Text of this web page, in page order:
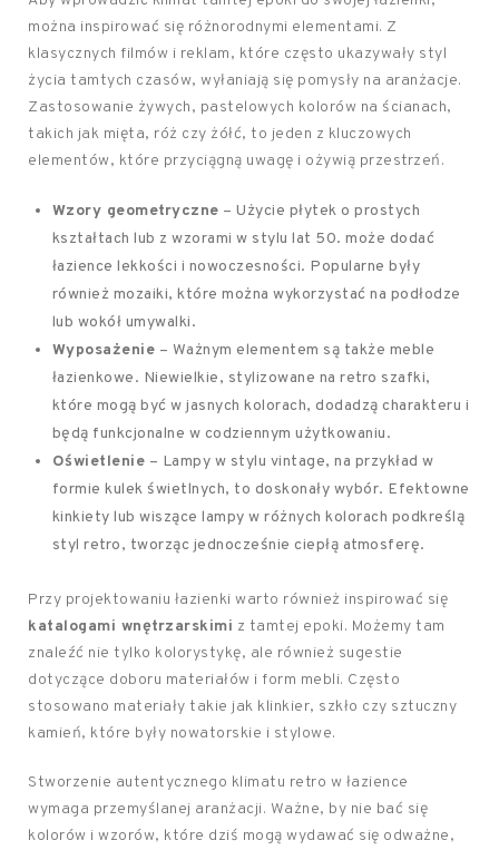
można inspirować się różnorodnymi elementami. Z
klasycznych filmów i reklam, które często ukazywały styl
życia tamtych czasów, wyłaniają się pomysły na aranżacje.
Zastosowanie żywych, pastelowych kolorów na ścianach,
takich jak mięta, róż czy żółć, to jeden z kluczowych
elementów, które przyciągną uwagę i ożywią przestrzeń.
Wzory geometryczne – Użycie płytek o prostych
kształtach lub z wzorami w stylu lat 50. może dodać
łazience lekkości i nowoczesności. Popularne były
również mozaiki, które można wykorzystać na podłodze
lub wokół umywalki.
Wyposażenie – Ważnym elementem są także meble
łazienkowe. Niewielkie, stylizowane na retro szafki,
które mogą być w jasnych kolorach, dodadzą charakteru i
będą funkcjonalne w codziennym użytkowaniu.
Oświetlenie – Lampy w stylu vintage, na przykład w
formie kulek świetlnych, to doskonały wybór. Efektowne
kinkiety lub wiszące lampy w różnych kolorach podkreślą
styl retro, tworząc jednocześnie ciepłą atmosferę.
Przy projektowaniu łazienki warto również inspirować się
katalogami wnętrzarskimi z tamtej epoki. Możemy tam
znaleźć nie tylko kolorystykę, ale również sugestie
dotyczące doboru materiałów i form mebli. Często
stosowano materiały takie jak klinkier, szkło czy sztuczny
kamień, które były nowatorskie i stylowe.
Stworzenie autentycznego klimatu retro w łazience
wymaga przemyślanej aranżacji. Ważne, by nie bać się
kolorów i wzorów, które dziś mogą wydawać się odważne,